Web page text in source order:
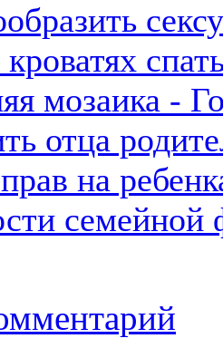
мозаика -
отца
на
семейной